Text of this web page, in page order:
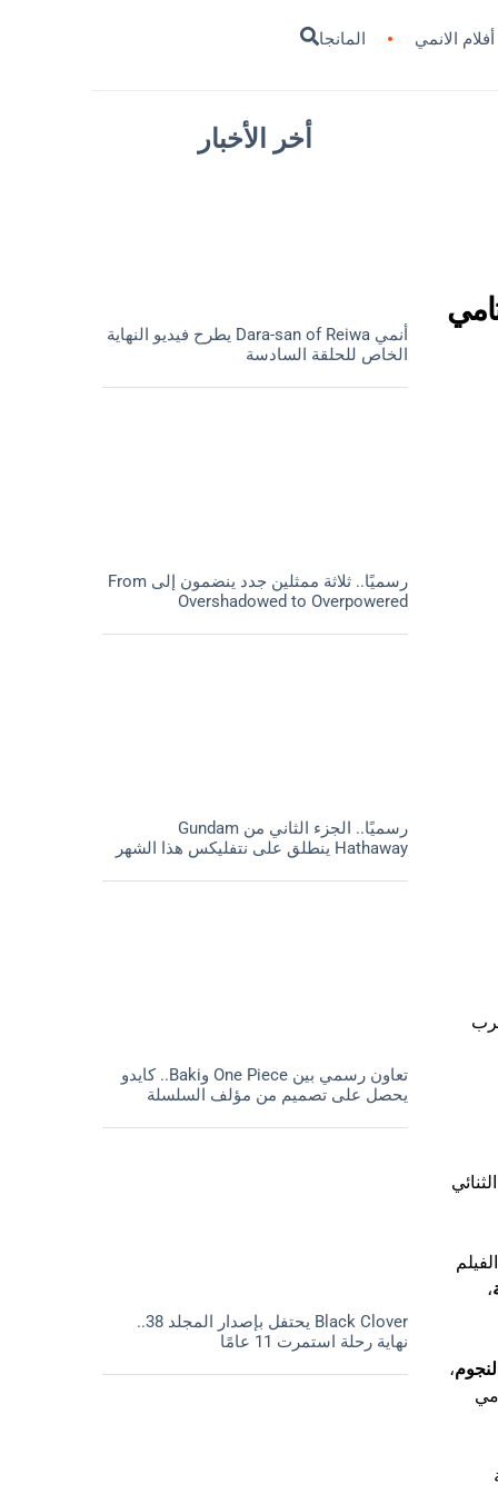
أفلام الانمي المانجا
،
،
أخر الأخبار
أنمي Dara-san of Reiwa يطرح فيديو النهاية
الخاص للحلقة السادسة
رسميًا.. ثلاثة ممثلين جدد ينضمون إلى From
Overshadowed to Overpowered
رسميًا.. الجزء الثاني من Gundam
Hathaway ينطلق على نتفليكس هذا الشهر
تعاون رسمي بين One Piece وBaki.. كايدو
يحصل على تصميم من مؤلف السلسلة
Black Clover يحتفل بإصدار المجلد 38..
نهاية رحلة استمرت 11 عامًا